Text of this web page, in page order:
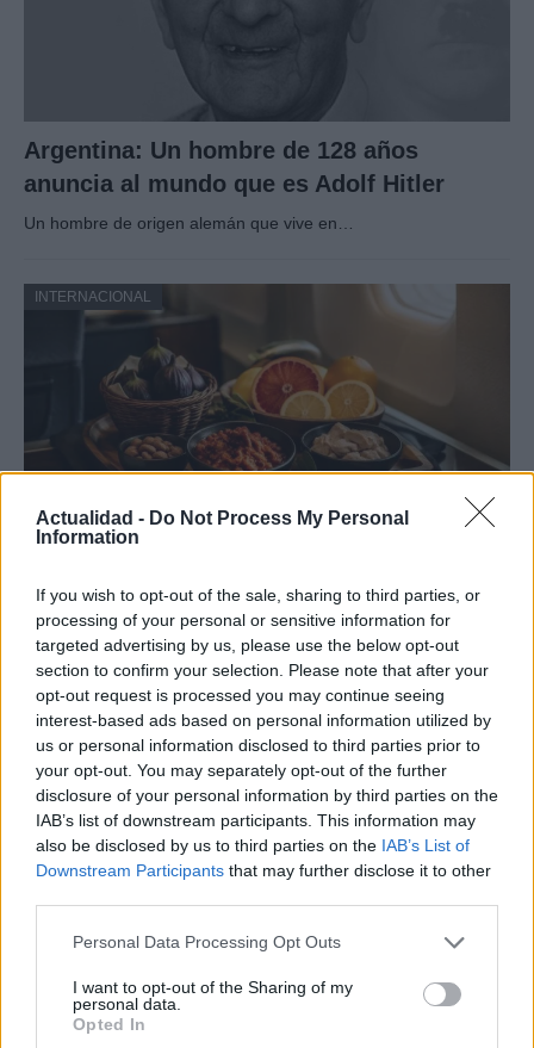
Actualidad - Do Not Process My Personal
Information
If you wish to opt-out of the sale, sharing to third parties, or
processing of your personal or sensitive information for
targeted advertising by us, please use the below opt-out
section to confirm your selection. Please note that after your
opt-out request is processed you may continue seeing
interest-based ads based on personal information utilized by
us or personal information disclosed to third parties prior to
your opt-out. You may separately opt-out of the further
disclosure of your personal information by third parties on the
IAB’s list of downstream participants. This information may
also be disclosed by us to third parties on the IAB’s List of
Downstream Participants that may further disclose it to other
Please note that this website/app uses one or more Google
not limited to your visit or usage behaviour. You may click to
grant or deny consent to Google and its third-party tags to
use your data for below specified purposes in below Google
Personal Data Processing Opt Outs
I want to opt-out of the Sharing of my
personal data.
Opted In
Argentina: Un hombre de 128 años
anuncia al mundo que es Adolf Hitler
Un hombre de origen alemán que vive en…
INTERNACIONAL
Productos locales y más vuelos: Binter
refuerza su apuesta por Canarias
Binter no solo conecta las islas, sino que…
LightSound: la tecnología que permite